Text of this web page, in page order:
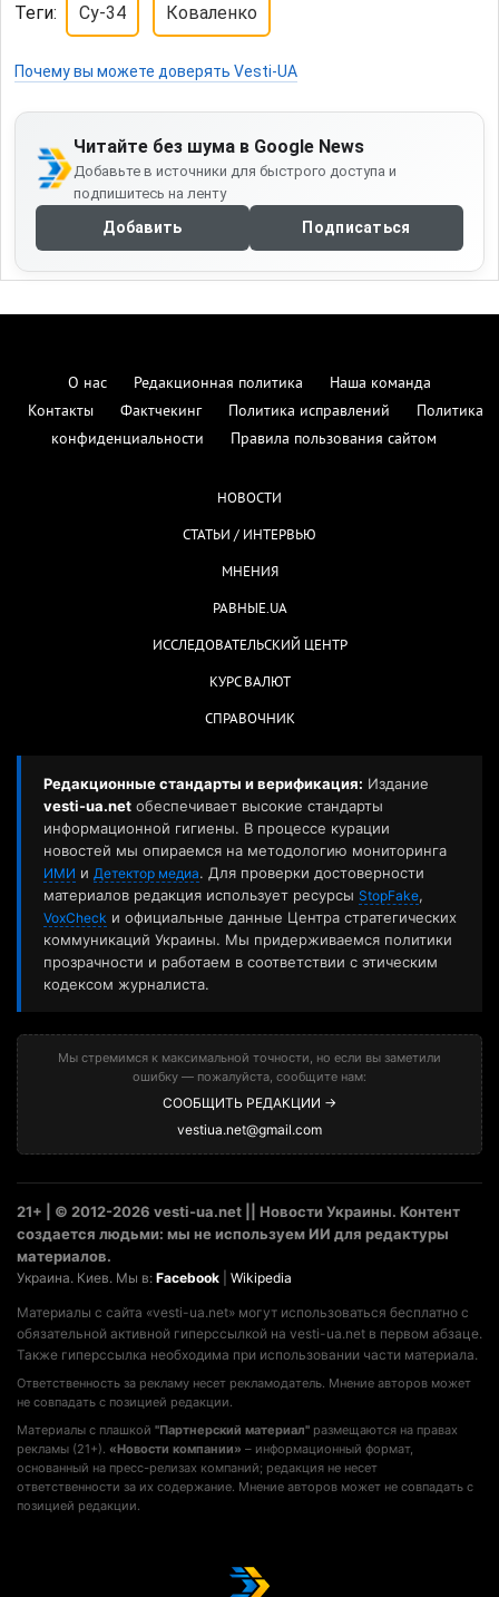
Теги: Су-34 Коваленко
Почему вы можете доверять Vesti-UA
Читайте без шума в Google News
Добавьте в источники для быстрого доступа и
подпишитесь на ленту
Добавить Подписаться
О нас Редакционная политика
Наша команда
Контакты
Фактчекинг Политика исправлений
Политика
конфиденциальности
Правила пользования сайтом
НОВОСТИ
СТАТЬИ / ИНТЕРВЬЮ
МНЕНИЯ
РАВНЫЕ.UA
ИССЛЕДОВАТЕЛЬСКИЙ ЦЕНТР
КУРС ВАЛЮТ
СПРАВОЧНИК
Редакционные стандарты и верификация: Издание
vesti-ua.net обеспечивает высокие стандарты
информационной гигиены. В процессе курации
новостей мы опираемся на методологию мониторинга
ИМИ и Детектор медиа. Для проверки достоверности
материалов редакция использует ресурсы StopFake,
VoxCheck и официальные данные Центра стратегических
коммуникаций Украины. Мы придерживаемся политики
прозрачности и работаем в соответствии с этическим
кодексом журналиста.
Мы стремимся к максимальной точности, но если вы заметили
ошибку — пожалуйста, сообщите нам:
СООБЩИТЬ РЕДАКЦИИ →
vestiua.net@gmail.com
21+ | © 2012-2026 vesti-ua.net || Новости Украины. Контент
создается людьми: мы не используем ИИ для редактуры
материалов.
Украина. Киев. Мы в: Facebook Wikipedia
Материалы с сайта «vesti-ua.net» могут использоваться бесплатно с
обязательной активной гиперссылкой на vesti-ua.net в первом абзаце.
Также гиперссылка необходима при использовании части материала.
Ответственность за рекламу несет рекламодатель. Мнение авторов может
не совпадать с позицией редакции.
Материалы с плашкой "Партнерский материал" размещаются на правах
рекламы (21+). «Новости компании» – информационный формат,
основанный на пресс-релизах компаний; редакция не несет
ответственности за их содержание. Мнение авторов может не совпадать с
позицией редакции.